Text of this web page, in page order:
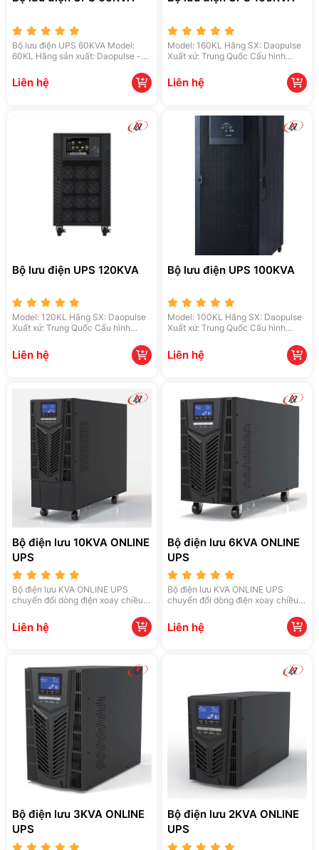
Bộ lưu điện UPS 60KVA Model:
60KL Hãng sản xuất: Daopulse -
vào: 400V ± 1% Đầu ra: 380 ± 10%
Pin 12V/150AH - 32 cái Kích thước
Liên hệ
Model: 160KL Hãng SX: Daopulse
Xuất xứ: Trung Quốc Cấu hình
380 ± 10% Pin 12V/150AH - 32 cái
Kích thước giá đỡ pin 780 x 1080 x
Liên hệ
Bộ lưu điện UPS 120KVA
Model: 120KL Hãng SX: Daopulse
Xuất xứ: Trung Quốc Cấu hình
380 ± 10% Pin 12V/150AH - 32 cái
Kích thước giá đỡ pin 780 x 1080 x
Liên hệ
Bộ lưu điện UPS 100KVA
Model: 100KL Hãng SX: Daopulse
Xuất xứ: Trung Quốc Cấu hình
380 ± 10% Pin 12V/150AH - 32 cái
Kích thước giá đỡ pin 940 x 567 x
Liên hệ
Bộ điện lưu 10KVA ONLINE
UPS
Bộ điện lưu KVA ONLINE UPS
chuyển đổi dòng điện xoay chiều
bảo nguồn điện ổn định cho thiết
bị. Với hiệu suất cao và ứng dụng
gia dụng và công nghiệp.
Liên hệ
Bộ điện lưu 6KVA ONLINE
UPS
Bộ điện lưu KVA ONLINE UPS
chuyển đổi dòng điện xoay chiều
bảo nguồn điện ổn định cho thiết
bị. Với hiệu suất cao và ứng dụng
Liên hệ
Bộ điện lưu 3KVA ONLINE
UPS
Bộ điện lưu 2KVA ONLINE
UPS